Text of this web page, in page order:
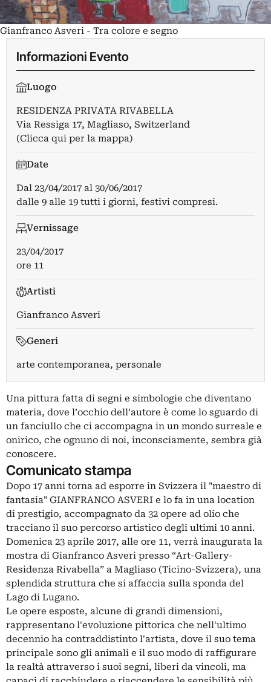
Gianfranco Asveri - Tra colore e segno
Informazioni Evento
Luogo
RESIDENZA PRIVATA RIVABELLA
Via Ressiga 17, Magliaso, Switzerland
(Clicca qui per la mappa)
Date
Dal 23/04/2017 al 30/06/2017
dalle 9 alle 19 tutti i giorni, festivi compresi.
Vernissage
23/04/2017
ore 11
Artisti
Gianfranco Asveri
Generi
arte contemporanea, personale
Una pittura fatta di segni e simbologie che diventano
materia, dove l’occhio dell’autore è come lo sguardo di
un fanciullo che ci accompagna in un mondo surreale e
onirico, che ognuno di noi, inconsciamente, sembra già
conoscere.
Comunicato stampa
Dopo 17 anni torna ad esporre in Svizzera il "maestro di
fantasia" GIANFRANCO ASVERI e lo fa in una location
di prestigio, accompagnato da 32 opere ad olio che
tracciano il suo percorso artistico degli ultimi 10 anni.
Domenica 23 aprile 2017, alle ore 11, verrà inaugurata la
mostra di Gianfranco Asveri presso “Art-Gallery-
Residenza Rivabella” a Magliaso (Ticino-Svizzera), una
splendida struttura che si affaccia sulla sponda del
Lago di Lugano.
Le opere esposte, alcune di grandi dimensioni,
rappresentano l'evoluzione pittorica che nell'ultimo
decennio ha contraddistinto l'artista, dove il suo tema
principale sono gli animali e il suo modo di raffigurare
la realtà attraverso i suoi segni, liberi da vincoli, ma